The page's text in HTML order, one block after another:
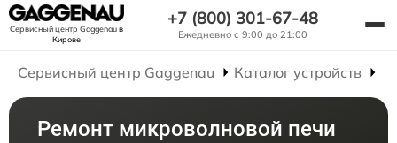
Сервисный центр Gaggenauв
Кирове
+7 (800) 301-67-48
Ежедневно с 9:00 до 21:00
Сервисный центр Gaggenau Каталог устройств
Ремонт микроволновой печи